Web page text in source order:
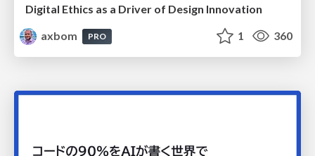
Digital Ethics as a Driver of Design Innovation
axbom
PRO 1 360